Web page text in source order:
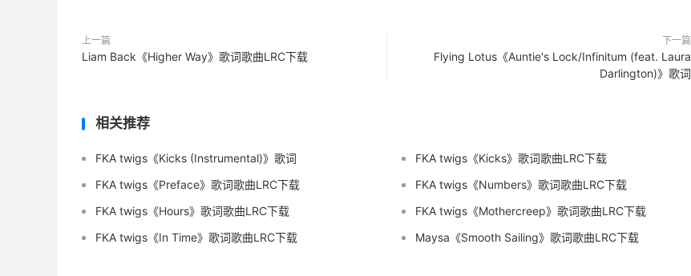
上一篇
Liam Back《Higher Way》歌词歌曲LRC下载
下一篇
Flying Lotus《Auntie's Lock/Infinitum (feat. Laura
Darlington)》歌词
相关推荐
FKA twigs《Kicks (Instrumental)》歌词
FKA twigs《Kicks》歌词歌曲LRC下载
FKA twigs《Preface》歌词歌曲LRC下载
FKA twigs《Numbers》歌词歌曲LRC下载
FKA twigs《Hours》歌词歌曲LRC下载
FKA twigs《Mothercreep》歌词歌曲LRC下载
FKA twigs《In Time》歌词歌曲LRC下载
Maysa《Smooth Sailing》歌词歌曲LRC下载